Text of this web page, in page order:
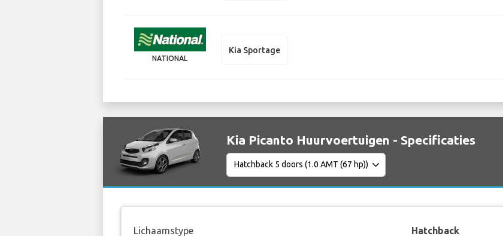
NATIONAL
Kia Sportage
Kia Picanto Huurvoertuigen - Specificaties
Lichaamstype Hatchback